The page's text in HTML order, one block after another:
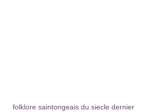
folklore saintongeais du siecle dernier